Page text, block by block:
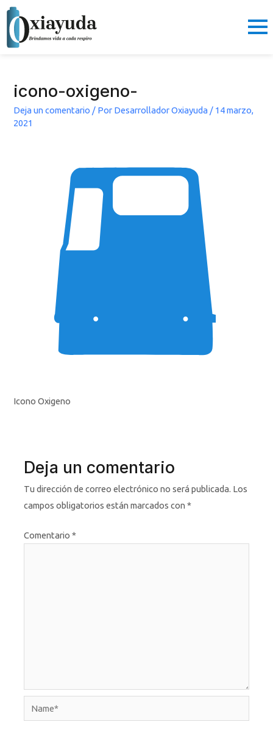
contenido
icono-oxigeno-
Deja un comentario / Por Desarrollador Oxiayuda / 14 marzo,
2021
Icono Oxigeno
Deja un comentario
Tu dirección de correo electrónico no será publicada. Los
campos obligatorios están marcados con*
Comentario*
Name*